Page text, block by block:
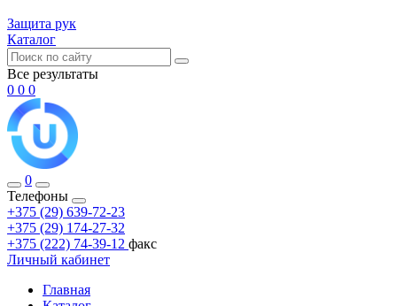
Защита рук
Каталог
Все результаты
0 0 0
0
Телефоны
+375 (29) 639-72-23
+375 (29) 174-27-32
+375 (222) 74-39-12 факс
Личный кабинет
Главная